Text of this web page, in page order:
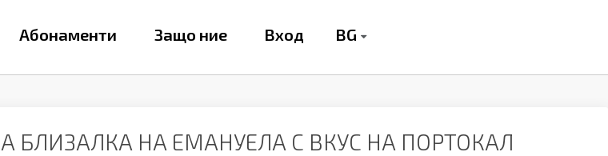
Абонаменти Защо ние Вход BG
БЛИЗАЛКА НА ЕМАНУЕЛА С ВКУС НА ПОРТОКАЛ